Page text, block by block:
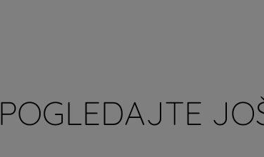
POGLEDAJTE